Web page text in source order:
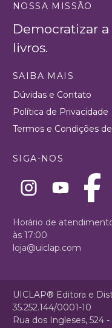
NOSSA MISSÃO
Democratizar
livros.
SAIBA MAIS
Dúvidas e Contato
Política de Privacidade
Termos e Condições
SIGA-NOS
Horário de
às 17:00
loja@uiclap.com
UICLAP® Editora e
35.252.144/0001-10
Rua dos Ingleses, 524